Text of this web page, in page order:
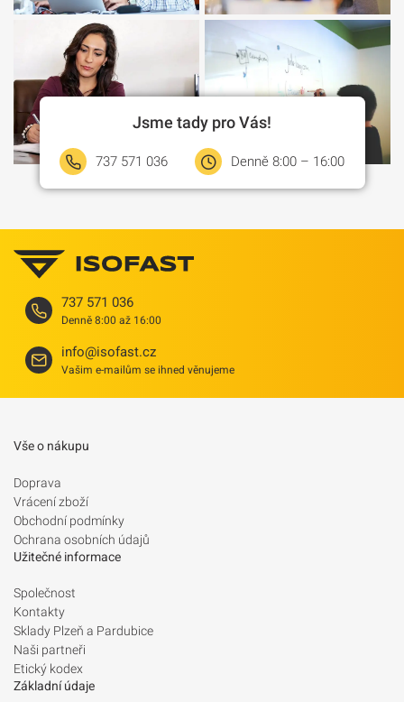
Jsme tady pro Vás!
737 571 036 Denně 8:00 – 16:00
737 571 036
Denně 8:00 až 16:00
info@isofast.cz
Vašim e-mailům se ihned věnujeme
Vše o nákupu
Doprava
Vrácení zboží
Obchodní podmínky
Ochrana osobních údajů
Užitečné informace
Společnost
Kontakty
Sklady Plzeň a Pardubice
Naši partneři
Etický kodex
Základní údaje